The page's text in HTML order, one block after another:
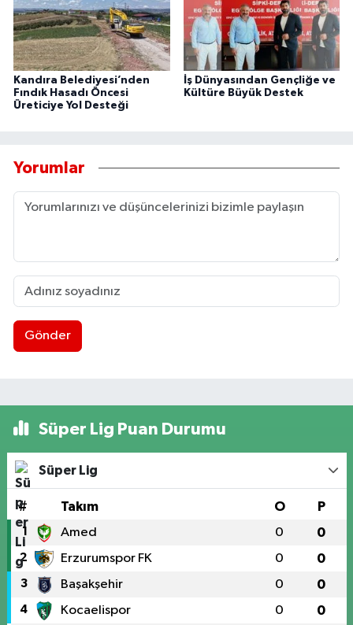
Kandıra Belediyesi’nden
Fındık Hasadı Öncesi
Üreticiye Yol Desteği
İş Dünyasından Gençliğe ve
Kültüre Büyük Destek
Yorumlar
Gönder
Süper Lig Puan Durumu
Süper Lig
# Takım O P
1 Amed 0 0
2 Erzurumspor FK 0 0
3 Başakşehir 0 0
4 Kocaelispor 0 0